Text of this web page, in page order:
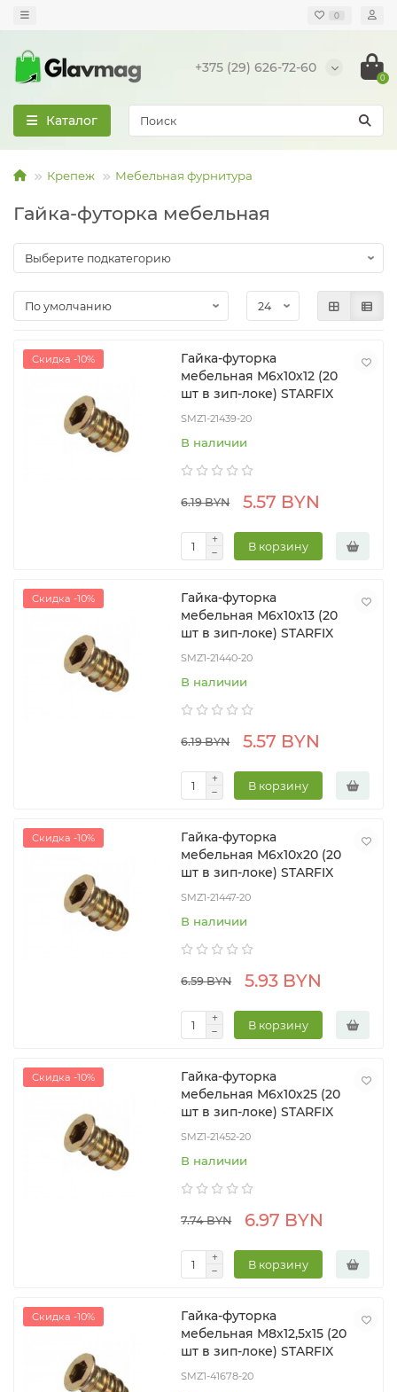
0
+375 (29) 626-72-60
0
Каталог
Крепеж Мебельная фурнитура
Гайка-футорка мебельная
Скидка -10%
Гайка-футорка
мебельная М6х10х12 (20
шт в зип-локе) STARFIX
SMZ1-21439-20
В наличии
6.19 BYN 5.57 BYN
В корзину
Скидка -10%
Гайка-футорка
мебельная М6х10х13 (20
шт в зип-локе) STARFIX
SMZ1-21440-20
В наличии
6.19 BYN 5.57 BYN
В корзину
Скидка -10%
Гайка-футорка
мебельная М6х10х20 (20
шт в зип-локе) STARFIX
SMZ1-21447-20
В наличии
6.59 BYN 5.93 BYN
В корзину
Скидка -10%
Гайка-футорка
мебельная М6х10х25 (20
шт в зип-локе) STARFIX
SMZ1-21452-20
В наличии
7.74 BYN 6.97 BYN
В корзину
Скидка -10%
Гайка-футорка
мебельная М8х12,5х15 (20
шт в зип-локе) STARFIX
SMZ1-41678-20